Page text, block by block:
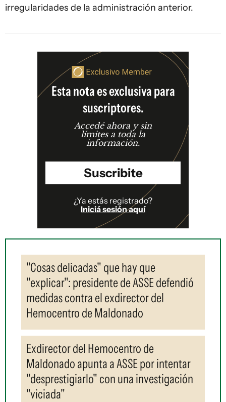
irregularidades de la administración anterior.
Esta nota es exclusiva para
suscriptores.
Accedé ahora y sin
límites a toda la
información.
Suscribite
¿Ya estás registrado?
Iniciá sesión aquí
"Cosas delicadas" que hay que
"explicar": presidente de ASSE defendió
medidas contra el exdirector del
Hemocentro de Maldonado
Exdirector del Hemocentro de
Maldonado apunta a ASSE por intentar
"desprestigiarlo" con una investigación
"viciada"